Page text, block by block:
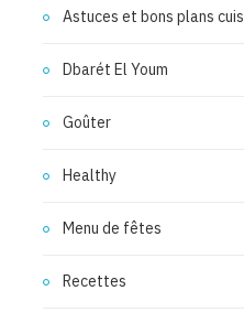
Astuces et bons plans
Dbarét El Youm
Goûter
Healthy
Menu de fêtes
Recettes